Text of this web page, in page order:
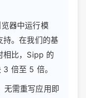
器中运行模
持。在我们的基
相比，Sipp 的
倍至 5 倍。
无需重写应用即